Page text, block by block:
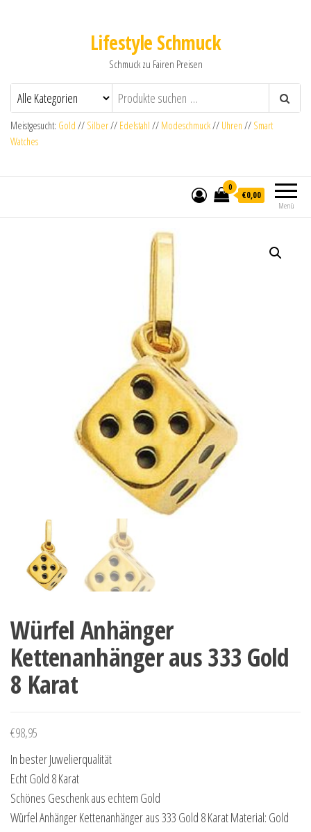
Lifestyle Schmuck
Schmuck zu Fairen Preisen
Meistgesucht: Gold // Silber// Edelstahl // Modeschmuck// Uhren // Smart
Watches
Menü
0
€0,00
Würfel Anhänger
Kettenanhänger aus 333 Gold
8 Karat
€98,95
In bester Juwelierqualität
Echt Gold 8 Karat
Schönes Geschenk aus echtem Gold
Würfel Anhänger Kettenanhänger aus 333 Gold 8 Karat Material: Gold